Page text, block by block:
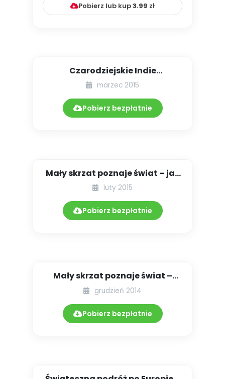
Pobierz lub kup3.99 zł
Czarodziejskie Indie
(propozycje
marzec 2015
Pobierz bezpłatnie
Mały skrzat poznaje świat – jak
na Islandii [zabawy tem...
luty 2015
Pobierz bezpłatnie
Mały skrzat poznaje świat –
Niemcy [zabawy tematyczne i...
grudzień 2014
Pobierz bezpłatnie